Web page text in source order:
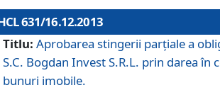
631/16.12.2013
Titlu: Aprobarea stingerii parţiale a
S.C. Bogdan Invest S.R.L. prin darea în
bunuri imobile.